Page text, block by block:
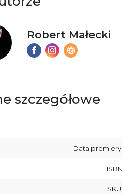
Robert Małecki
szczegółowe
Data premiery:
ISBN
SKU: